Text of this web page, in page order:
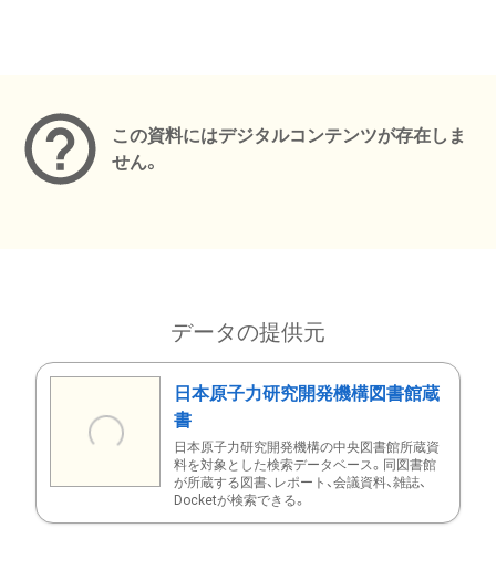
この資料にはデジタルコンテンツが存在しま
せん。
データの提供元
日本原子力研究開発機構図書館蔵
書
日本原子力研究開発機構の中央図書館所蔵資
料を対象とした検索データベース。同図書館
が所蔵する図書、レポート、会議資料、雑誌、
Docketが検索できる。